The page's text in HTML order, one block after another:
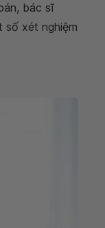
bác sĩ
số xét nghiệm